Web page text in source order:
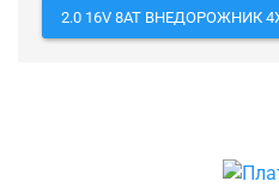
2.0 16V 8AT ВНЕДОРОЖНИК